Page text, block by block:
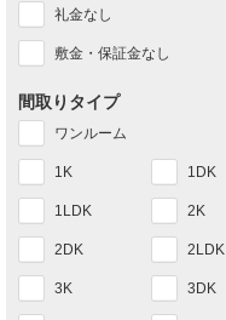
礼金なし
敷金・保証金なし
間取りタイプ
ワンルーム
1K 1DK
1LDK 2K
2DK 2LDK
3K 3DK